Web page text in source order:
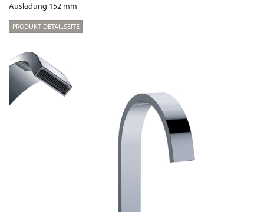
Ausladung 152 mm
PRODUKT-DETAILSEITE